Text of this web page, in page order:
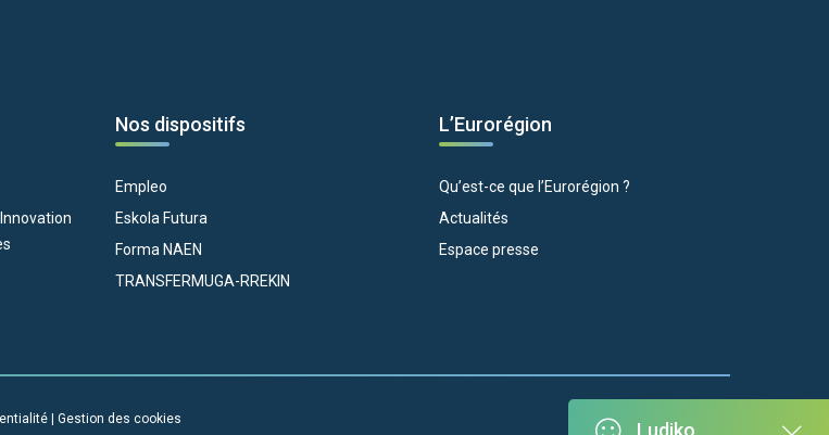
Nos dispositifs
Empleo
Eskola Futura
Forma NAEN
TRANSFERMUGA-RREKIN
L’Eurorégion
Qu’est-ce que l’Eurorégion ?
Actualités
Espace presse
Gestion des cookies Ludiko